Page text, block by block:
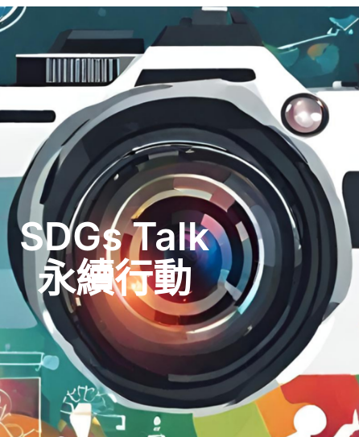
SDGs Talk
永續行動